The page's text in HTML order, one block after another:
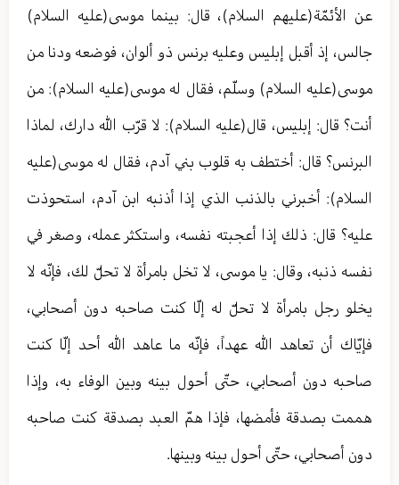
عن الأئمّة(عليهم السلام)، قال: بينما موسى(عليه السلام)
جالس، إذ أقبل إبليس وعليه برنس ذو ألوان، فوضعه ودنا من
موسى(عليه السلام) وسلّم، فقال له موسى(عليه السلام): من
أنت؟ قال: إبليس، قال(عليه السلام): لا قرّب الله دارك، لماذا
البرنس؟ قال: أختطف به قلوب بني آدم، فقال له موسى(عليه
السلام): أخبرني بالذنب الذي إذا أذنبه ابن آدم، استحوذت
عليه؟ قال: ذلك إذا أعجبته نفسه، واستكثر عمله، وصغر في
نفسه ذنبه، وقال: يا موسى، لا تخل بامرأة لا تحلّ لك، فإنّه لا
يخلو رجل بامرأة لا تحلّ له إلّا كنت صاحبه دون أصحابي،
فإيّاك أن تعاهد الله عهداً، فإنّه ما عاهد الله أحد إلّا كنت
صاحبه دون أصحابي، حتّى أحول بينه وبين الوفاء به، وإذا
هممت بصدقة فأمضها، فإذا همّ العبد بصدقة كنت صاحبه
دون أصحابي، حتّى أحول بينه وبينها.